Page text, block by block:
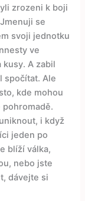
zrozeni k boji
se
svoji jednotku
ve
A zabil
spočítat. Ale
kde mohou
i když
jeden po
blíží válka,
nebo jste
dávejte si